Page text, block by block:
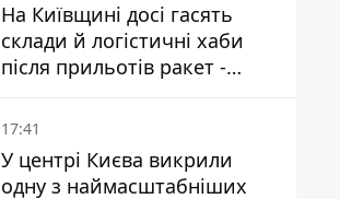
На Київщині досі гасять
склади й логістичні хаби
після прильотів ракет -
ДСНС
17:41
У центрі Києва викрили
одну з наймасштабніших